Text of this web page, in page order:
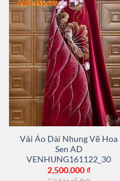
Vải Áo Dài Nhung Vẽ Hoa
Sen AD
VENHUNG161122_30
2,500.000₫